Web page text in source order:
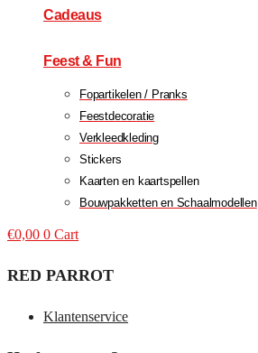
Cadeaus
Feest & Fun
Fopartikelen / Pranks
Feestdecoratie
Verkleedkleding
Stickers
Kaarten en kaartspellen
Bouwpakketten en Schaalmodellen
€0,00 0 Cart
RED PARROT
Klantenservice